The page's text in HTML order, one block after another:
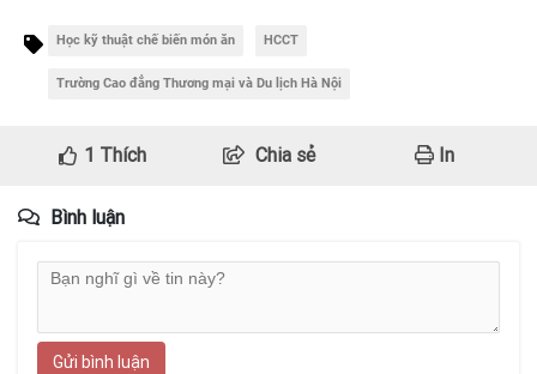
Học kỹ thuật chế biến món ăn HCCT
Trường Cao đẳng Thương mại và Du lịch Hà Nội
1 Thích Chia sẻ In
Bình luận
Gửi bình luận